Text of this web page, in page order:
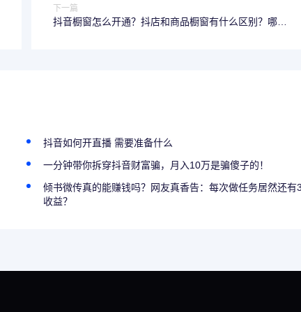
下一篇
抖音橱窗怎么开通？抖店和商品橱窗有什么区别？哪个
抖音如何开直播 需要准备什么
一分钟带你拆穿抖音财富骗，月入10万是骗傻子的！
倾书微传真的能赚钱吗？网友真香告：每次做任务居然还有
收益？